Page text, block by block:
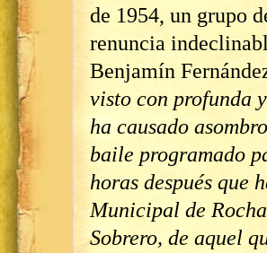
de 1954, un grupo
renuncia
Benjamín
visto con profunda
ha causado
baile programado
horas después que
Municipal de
Sobrero, de aquel